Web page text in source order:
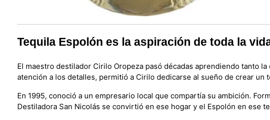
Tequila Espolón es la aspiración de toda la
El maestro destilador Cirilo Oropeza pasó décadas aprendiendo tanto
atención a los detalles, permitió a Cirilo dedicarse al sueño de crear
En 1995, conoció a un empresario local que compartía su ambición.
Destiladora San Nicolás se convirtió en ese hogar y el Espolón en ese